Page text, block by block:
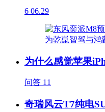
6 06.29
为什么感觉苹果
问答 11
奇瑞风云T7纯电